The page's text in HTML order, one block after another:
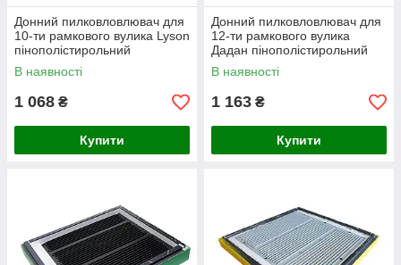
Донний пилковловлювач для
10-ти рамкового вулика Lyson
пінополістирольний
гігієнічний нефарбований
В наявності
1 068 ₴
Купити
Донний пилковловлювач для
12-ти рамкового вулика
Дадан пінополістирольний
нефарбований
В наявності
1 163 ₴
Купити